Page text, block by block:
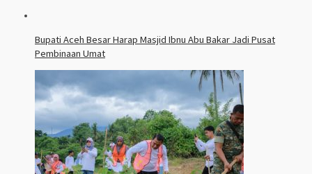
Bupati Aceh Besar Harap Masjid Ibnu Abu Bakar Jadi Pusat
Pembinaan Umat